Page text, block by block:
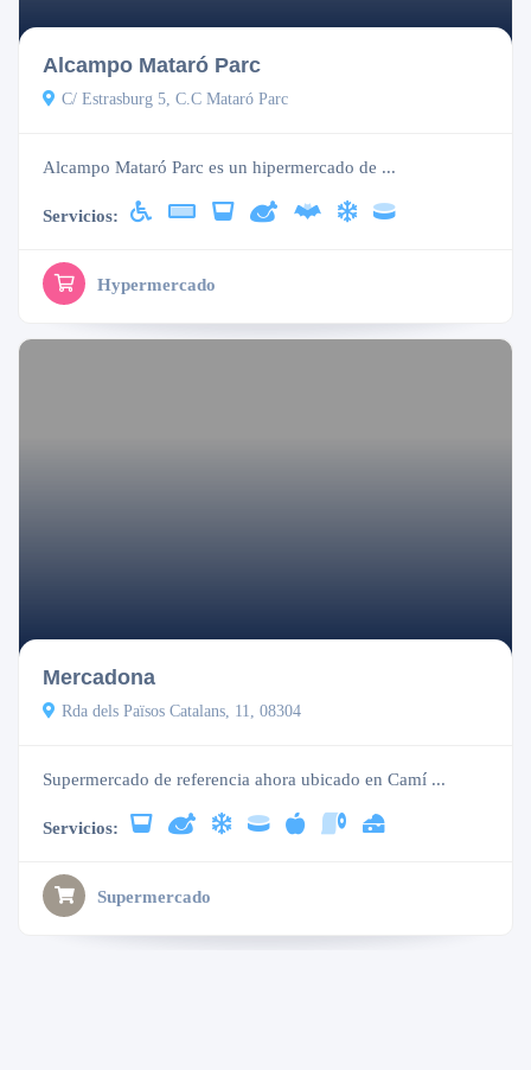
Alcampo Mataró Parc
C/ Estrasburg 5, C.C Mataró Parc
Alcampo Mataró Parc es un hipermercado de ...
Servicios:
Hypermercado
Mercadona
Rda dels Països Catalans, 11, 08304
Supermercado de referencia ahora ubicado en Camí ...
Servicios:
Supermercado